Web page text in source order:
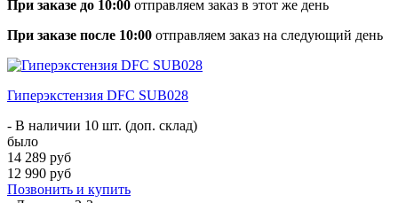
При заказе до 10:00 отправляем заказ в этот же день
При заказе после 10:00 отправляем заказ на следующий день
Гиперэкстензия DFC SUB028
- В наличии 10 шт. (доп. склад)
было
14 289 руб
12 990 руб
Позвонить и купить